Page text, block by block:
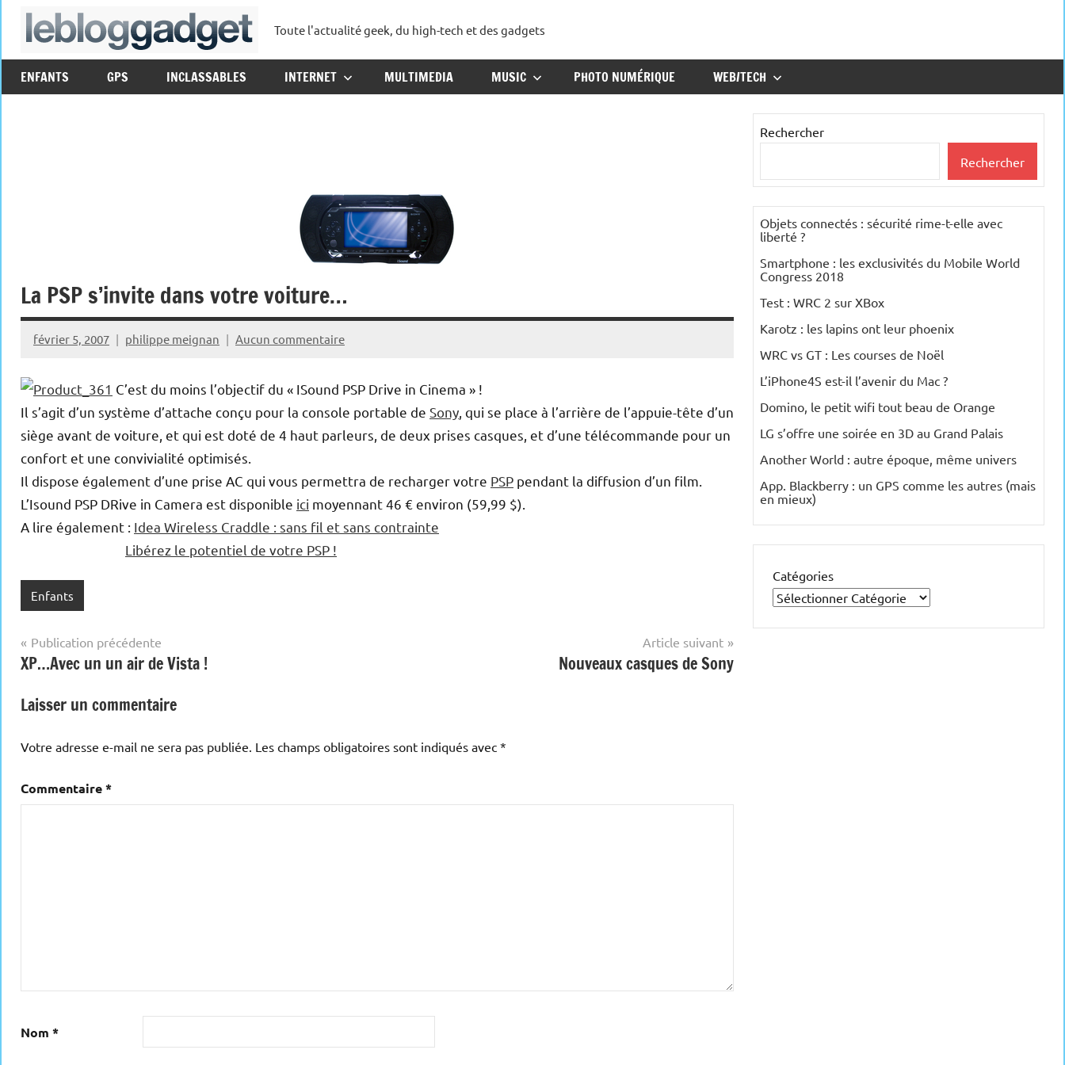
Aller
lebloggadget
Toute l'actualité geek, du high-tech et des gadgets
ENFANTS GPS INCLASSABLES INTERNET MULTIMEDIA MUSIC PHOTO NUMÉRIQUE WEB/TECH
La PSP s’invite dans votre voiture…
février 5, 2007 philippe meignan Aucun commentaire
C’est du moins l’objectif du « ISound PSP Drive in Cinema » !
Il s’agit d’un système d’attache conçu pour la console portable de Sony , qui se place à l’arrière de l’appuie-tête d’un
siège avant de voiture, et qui est doté de 4 haut parleurs, de deux prises casques, et d’une télécommande pour un
confort et une convivialité optimisés.
Il dispose également d’une prise AC qui vous permettra de recharger votre PSP pendant la diffusion d’un film.
L’Isound PSP DRive in Camera est disponible ici moyennant 46 € environ (59,99 $).
A lire également : Idea Wireless Craddle : sans fil et sans contrainte
Libérez le potentiel de votre PSP !
Enfants
Navigation
de
l’article
Publication précédente
XP…Avec un un air de Vista !
Article suivant
Nouveaux casques de Sony
Laisser un commentaire
Votre adresse e-mail ne sera pas publiée. Les champs obligatoires sont indiqués avec *
Commentaire*
Nom *
Rechercher
Rechercher
Objets connectés : sécurité rime-t-elle avec
liberté ?
Smartphone : les exclusivités du Mobile World
Congress 2018
Test : WRC 2 sur XBox
Karotz : les lapins ont leur phoenix
WRC vs GT : Les courses de Noël
L’iPhone4S est-il l’avenir du Mac ?
Domino, le petit wifi tout beau de Orange
LG s’offre une soirée en 3D au Grand Palais
Another World : autre époque, même univers
App. Blackberry : un GPS comme les autres (mais
en mieux)
Catégories